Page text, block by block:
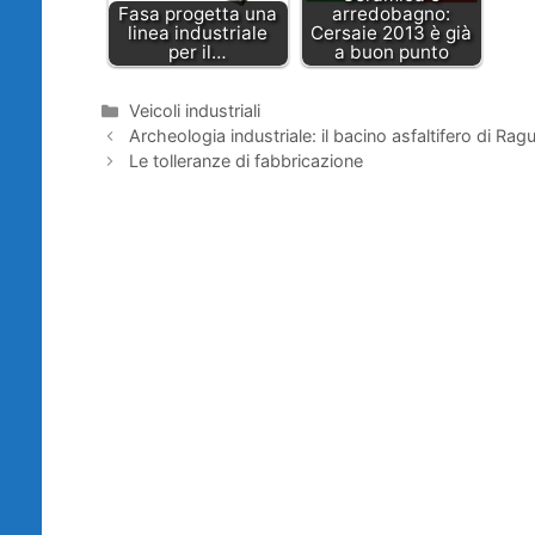
Fasa progetta una
linea industriale
per il…
arredobagno:
Cersaie 2013 è già
a buon punto
Categorie
Veicoli industriali
Archeologia industriale: il bacino asfaltifero di
Le tolleranze di fabbricazione